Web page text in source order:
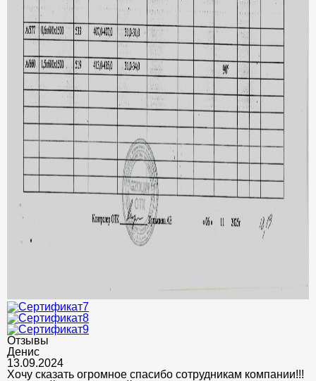
Отзывы
Денис
13.09.2024
Хочу сказать огромное спасибо сотрудникам компании!!!